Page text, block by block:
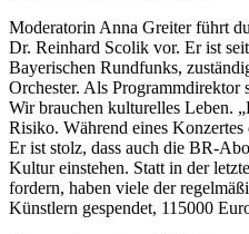
Moderatorin Anna Greiter führt
Dr. Reinhard Scolik vor. Er ist
Bayerischen Rundfunks,
Orchester. Als Programmdirektor
Wir brauchen kulturelles Leben.
Risiko. Während eines
Er ist stolz, dass auch die BR-
Kultur einstehen. Statt in der
fordern, haben viele der
Künstlern gespendet, 115000